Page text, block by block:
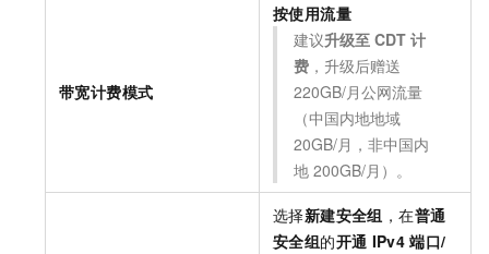
带宽计费模式
按使用流量
建议升级至 CDT 计
费 ，升级后赠送
220GB/月公网流量
（中国内地地域
20GB/月，非中国内
地 200GB/月）。
选择新建安全组 ，在普通
安全组的开通 IPv4 端口/